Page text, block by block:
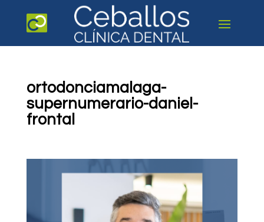
ortodonciamalaga-
supernumerario-daniel-
frontal